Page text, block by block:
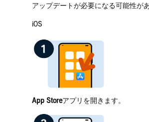
アップデートが必要になる可能性があ
iOS
App Storeアプリを開きます。